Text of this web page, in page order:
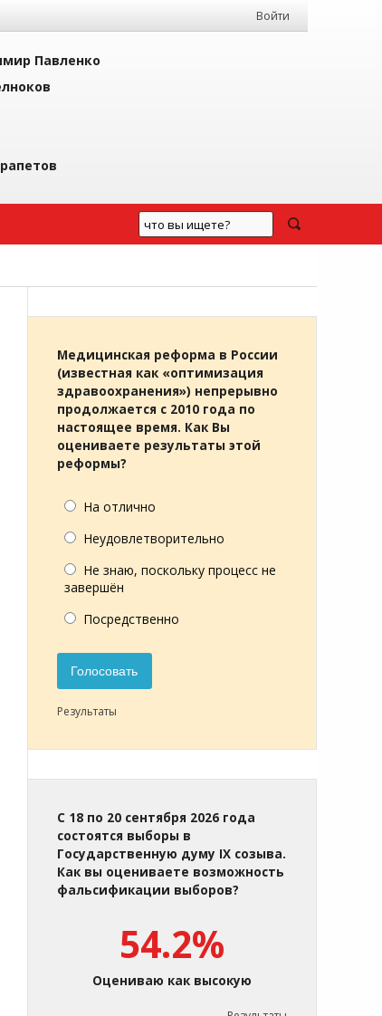
Войти
Павленко
Медицинская реформа в России
(известная как «оптимизация
здравоохранения») непрерывно
продолжается с 2010 года по
настоящее время. Как Вы
оцениваете результаты этой
реформы?
На отлично
Неудовлетворительно
Не знаю, поскольку процесс не
завершён
Посредственно
Голосовать
Результаты
С 18 по 20 сентября 2026 года
состоятся выборы в
Государственную думу IX созыва.
Как вы оцениваете возможность
фальсификации выборов?
54.2%
Оцениваю как высокую